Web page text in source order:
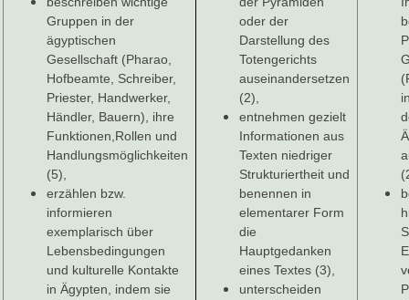
Gruppen in der
ägyptischen
Gesellschaft (Pharao,
Hofbeamte, Schreiber,
Priester, Handwerker,
Händler, Bauern), ihre
Funktionen,Rollen und
Handlungsmöglichkeiten
(5),
erzählen bzw.
informieren
exemplarisch über
Lebensbedingungen
und kulturelle Kontakte
in Ägypten, indem sie
oder der
Darstellung des
Totengerichts
auseinandersetzen
(2),
entnehmen gezielt
Informationen aus
Texten niedriger
Strukturiertheit und
benennen in
elementarer Form
die
Hauptgedanken
eines Textes (3),
unterscheiden